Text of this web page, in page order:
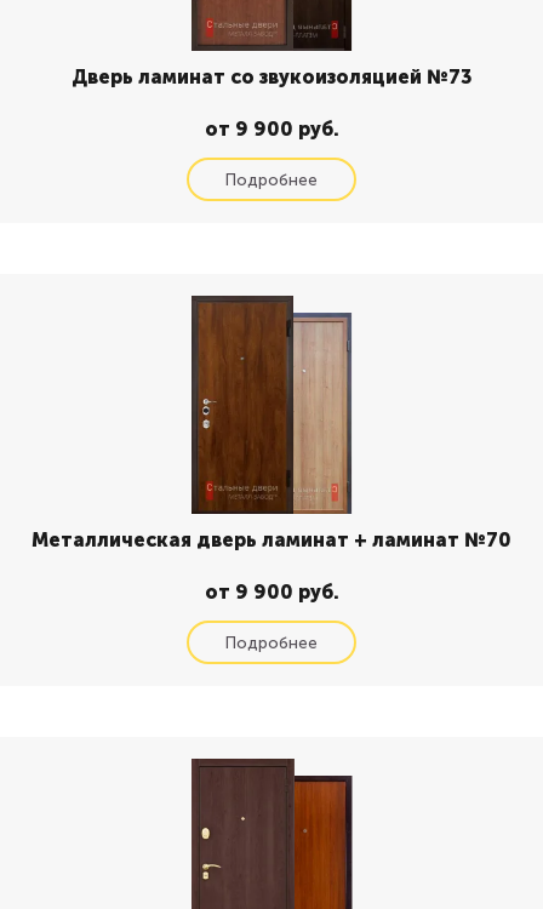
Дверь ламинат со звукоизоляцией №73
от 9 900 руб.
Металлическая дверь ламинат + ламинат №70
от 9 900 руб.